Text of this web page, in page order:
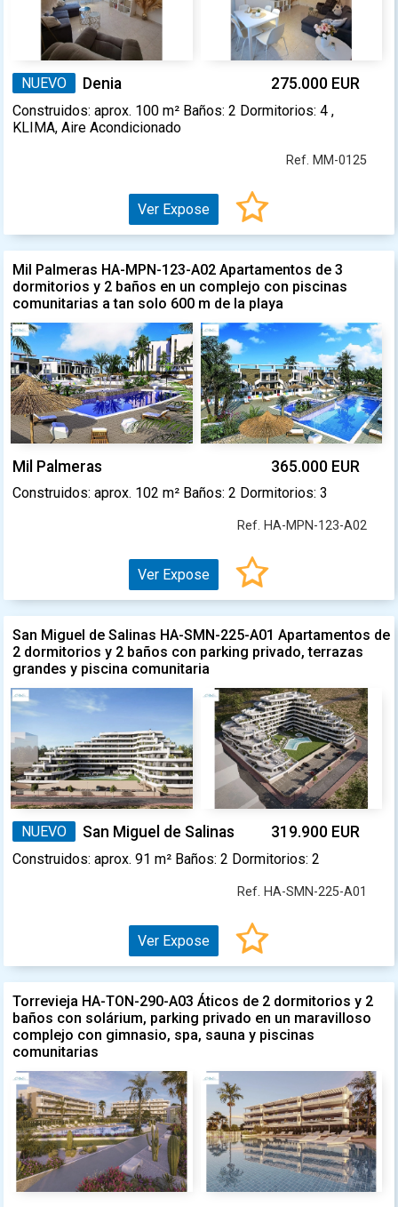
NUEVO Denia 275.000 EUR
Construidos: aprox. 100 m² Baños: 2 Dormitorios: 4 ,
KLIMA, Aire Acondicionado
Ref. MM-0125
Ver Expose
Mil Palmeras HA-MPN-123-A02 Apartamentos de 3
dormitorios y 2 baños en un complejo con piscinas
comunitarias a tan solo 600 m de la playa
Mil Palmeras 365.000 EUR
Construidos: aprox. 102 m² Baños: 2 Dormitorios: 3
Ref. HA-MPN-123-A02
Ver Expose
San Miguel de Salinas HA-SMN-225-A01 Apartamentos de
2 dormitorios y 2 baños con parking privado, terrazas
grandes y piscina comunitaria
NUEVO San Miguel de Salinas 319.900 EUR
Construidos: aprox. 91 m² Baños: 2 Dormitorios: 2
Ref. HA-SMN-225-A01
Ver Expose
Torrevieja HA-TON-290-A03 Áticos de 2 dormitorios y 2
baños con solárium, parking privado en un maravilloso
complejo con gimnasio, spa, sauna y piscinas
comunitarias